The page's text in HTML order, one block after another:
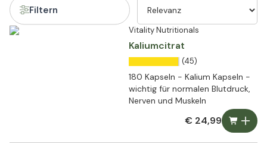
Filtern
Vitality Nutritionals
Kaliumcitrat
(45)
180 Kapseln - Kalium Kapseln -
wichtig für normalen Blutdruck,
Nerven und Muskeln
€ 24,99